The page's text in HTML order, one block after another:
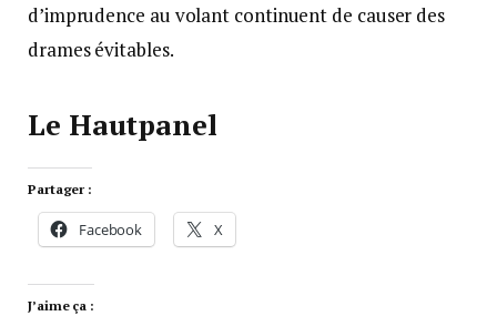
d’imprudence au volant continuent de causer des
drames évitables.
Le Hautpanel
Partager :
Facebook X
J’aime ça :